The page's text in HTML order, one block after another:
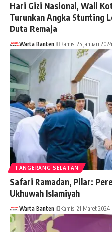
Hari Gizi Nasional, Wali
Turunkan Angka Stunting
Duta Remaja
Warta Banten Kamis, 25 Januari 2024
TANGERANG SELATAN
Safari Ramadan, Pilar:
Ukhuwah Islamiyah
Warta Banten Kamis, 21 Maret 2024